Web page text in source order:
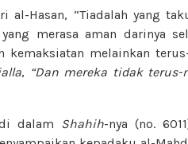
al-Hasan, “Tiadalah yang
merasa aman darinya
melainkan
, “Dan mereka tidak terus-
dalam Shahih-nya (no.